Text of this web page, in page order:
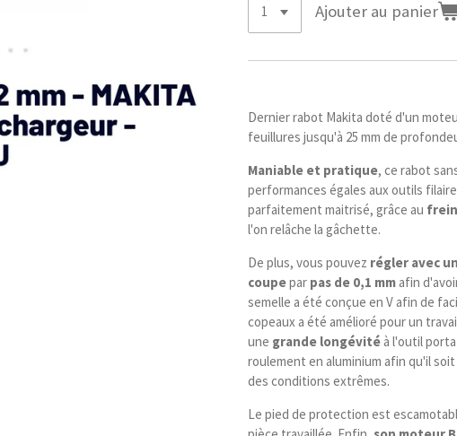
Ajouter au panier
Dernier rabot Makita doté d'un
feuillures jusqu'à 25 mm de
Maniable et pratique, ce rabot
performances égales aux outils
parfaitement maitrisé, grâce au
l'on relâche la gâchette.
De plus, vous pouvez régler avec
coupepar pas de 0,1 mm afin
semelle a été conçue en V afin de
copeaux a été amélioré pour un
une grande longévité à l'outil
roulement en aluminium afin qu'il
des conditions extrêmes.
Le pied de protection est